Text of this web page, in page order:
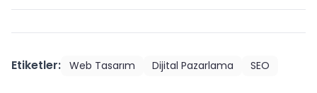
Etiketler: Web Tasarım Dijital Pazarlama SEO